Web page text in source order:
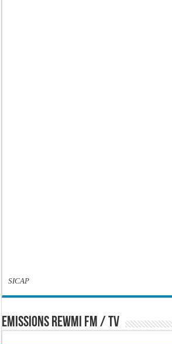
SICAP
EMISSIONS REWMI FM / TV